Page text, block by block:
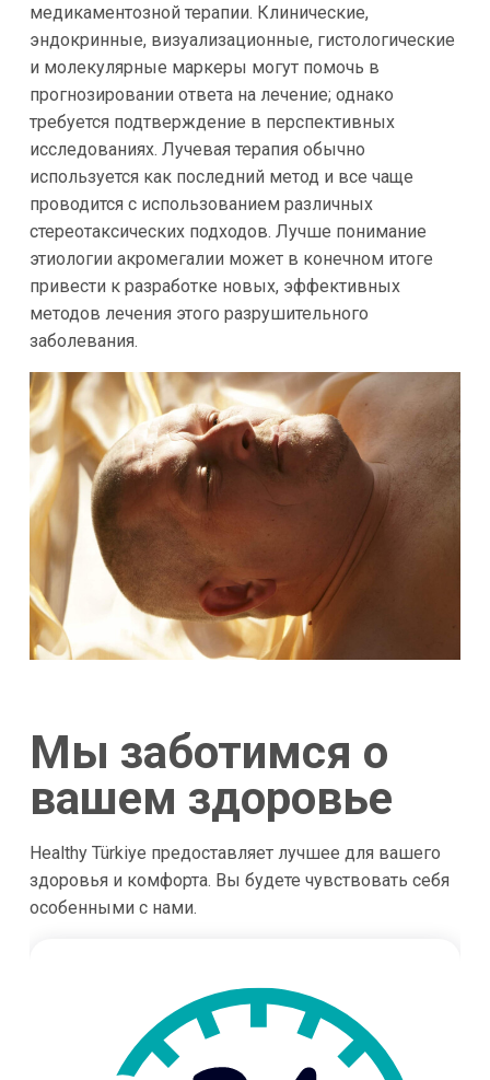
медикаментозной терапии. Клинические,
эндокринные, визуализационные, гистологические
и молекулярные маркеры могут помочь в
прогнозировании ответа на лечение; однако
требуется подтверждение в перспективных
исследованиях. Лучевая терапия обычно
используется как последний метод и все чаще
проводится с использованием различных
стереотаксических подходов. Лучше понимание
этиологии акромегалии может в конечном итоге
привести к разработке новых, эффективных
методов лечения этого разрушительного
заболевания.
Мы заботимся о
вашем здоровье
Healthy Türkiye предоставляет лучшее для вашего
здоровья и комфорта. Вы будете чувствовать себя
особенными с нами.